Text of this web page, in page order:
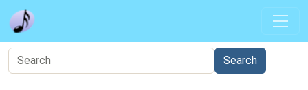
Skip to main content